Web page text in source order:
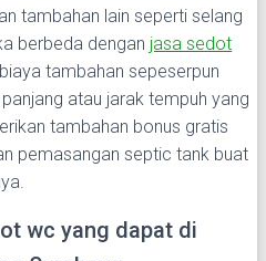
tambahan lain seperti selang
berbeda dengan jasa sedot
tambahan sepeserpun
atau jarak tempuh yang
tambahan bonus gratis
pemasangan septic tank buat
wc yang dapat di